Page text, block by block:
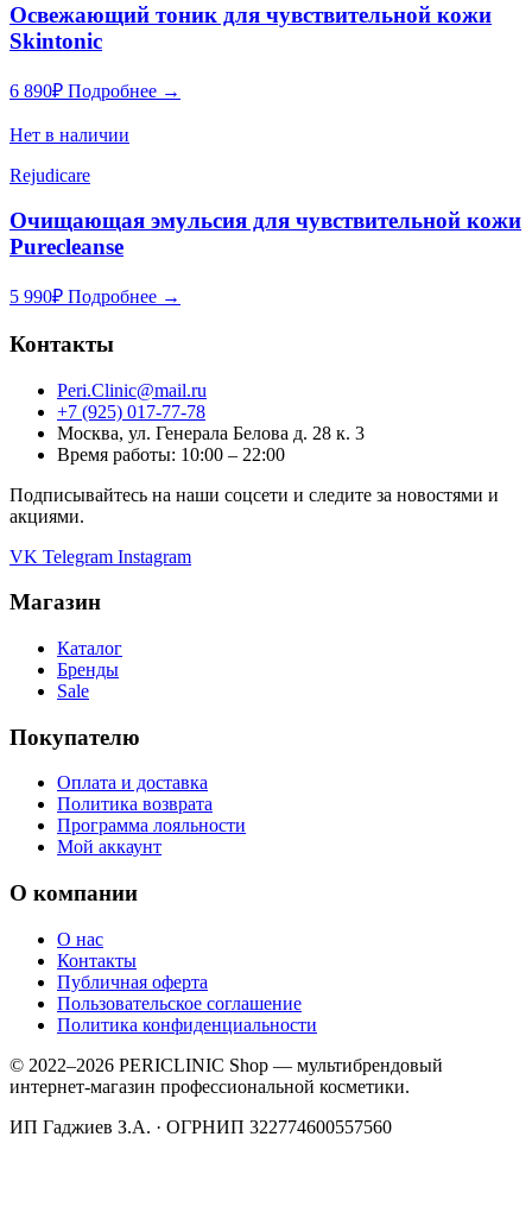
Освежающий тоник для чувствительной кожи
Skintonic
6 890₽ Подробнее →
Нет в наличии
Rejudicare
Очищающая эмульсия для чувствительной кожи
Purecleanse
5 990₽ Подробнее →
Контакты
Peri.Clinic@mail.ru
+7 (925) 017-77-78
Москва, ул. Генерала Белова д. 28 к. 3
Время работы: 10:00 – 22:00
Подписывайтесь на наши соцсети и следите за новостями и
акциями.
VK Telegram Instagram
Магазин
Каталог
Бренды
Sale
Покупателю
Оплата и доставка
Политика возврата
Программа лояльности
Мой аккаунт
О компании
О нас
Контакты
Публичная оферта
Пользовательское соглашение
Политика конфиденциальности
© 2022–2026 PERICLINIC Shop — мультибрендовый
интернет-магазин профессиональной косметики.
ИП Гаджиев З.А. · ОГРНИП 322774600557560